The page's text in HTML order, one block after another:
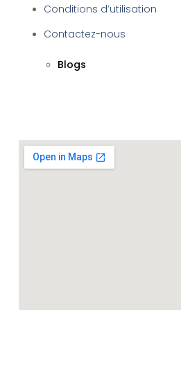
Conditions d’utilisation
Contactez-nous
Blogs